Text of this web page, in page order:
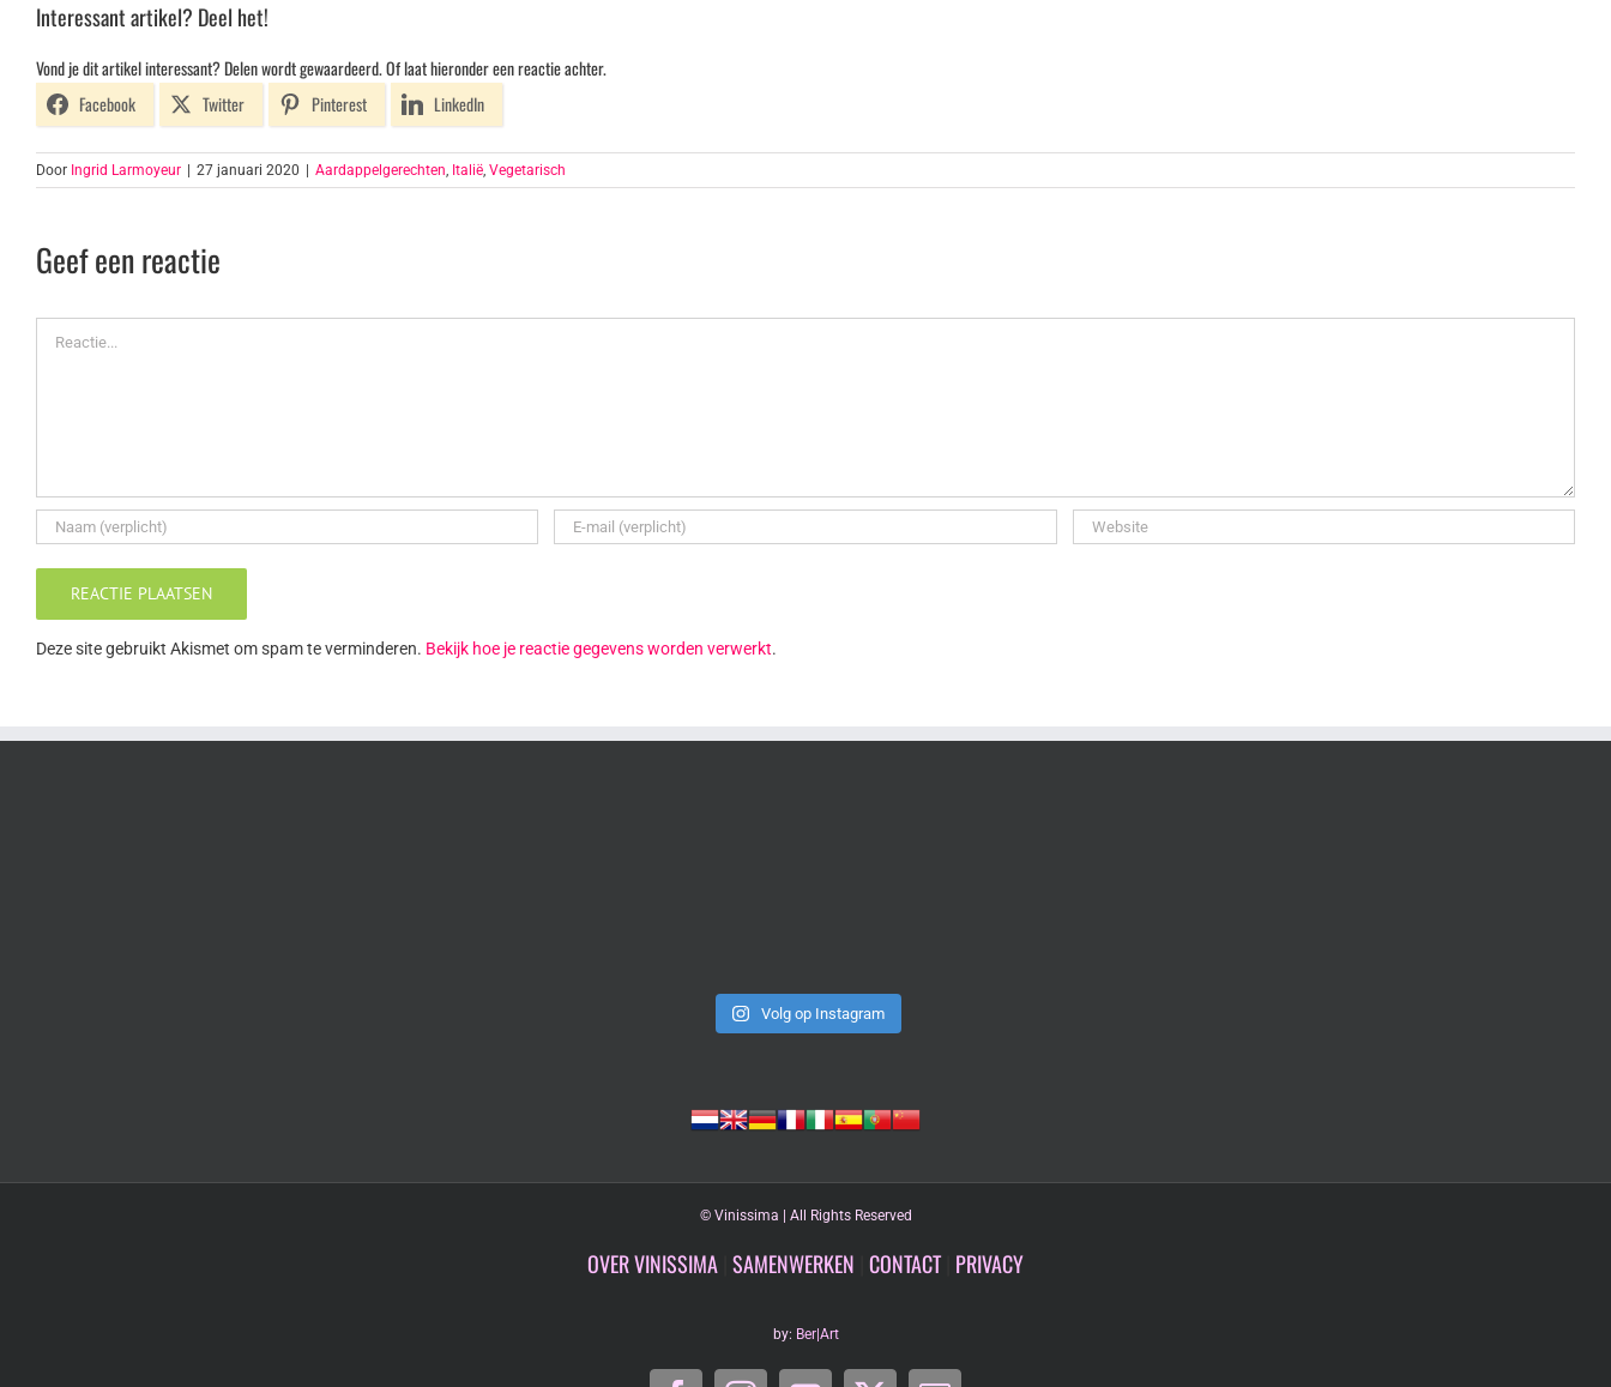
Interessant artikel? Deel het!
Vond je dit artikel interessant? Delen wordt gewaardeerd. Of laat hieronder een reactie achter.
Facebook
Twitter Pinterest LinkedIn
Door Ingrid Larmoyeur 27 januari 2020 Aardappelgerechten, Italië, Vegetarisch
Geef een reactie
Deze site gebruikt Akismet om spam te verminderen. Bekijk hoe je reactie gegevens worden verwerkt.
Volg op Instagram
© Vinissima | All Rights Reserved
OVER VINISSIMA SAMENWERKEN CONTACT| PRIVACY
by: Ber|Art